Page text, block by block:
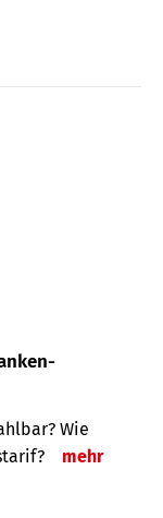
Wie
mehr